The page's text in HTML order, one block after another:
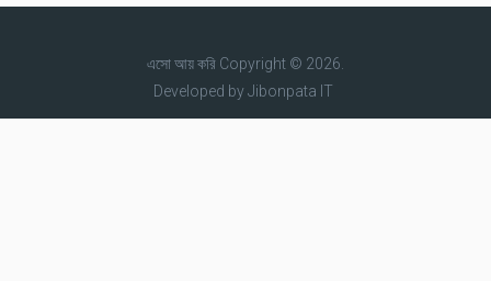
এসো আয় করিCopyright © 2026.
Developed byJibonpata IT